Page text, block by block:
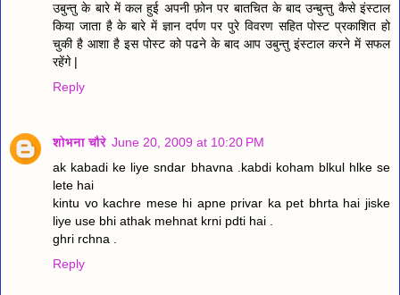
उबुन्तु के बारे में कल हुई अपनी फ़ोन पर बातचित के बाद उन्बुन्तु कैसे इंस्टाल
किया जाता है के बारे में ज्ञान दर्पण पर पुरे विवरण सहित पोस्ट प्रकाशित हो
चुकी है आशा है इस पोस्ट को पढने के बाद आप उबुन्तु इंस्टाल करने में सफल
रहेंगे |
Reply
शोभना चौरे June 20, 2009 at 10:20 PM
ak kabadi ke liye sndar bhavna .kabdi koham blkul hlke se
lete hai
kintu vo kachre mese hi apne privar ka pet bhrta hai jiske
liye use bhi athak mehnat krni pdti hai .
ghri rchna .
Reply